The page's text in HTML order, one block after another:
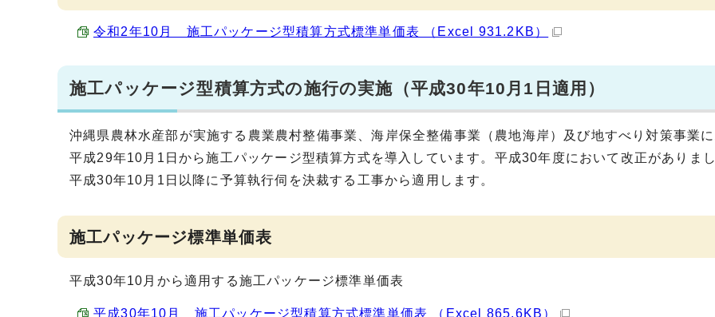
令和2年10月 施工パッケージ型積算方式標準単価表 （Excel 931.2KB）
施工パッケージ型積算方式の施行の実施（平成30年10月1日適用）
沖縄県農林水産部が実施する農業農村整備事業、海岸保全整備事業（農地海岸）及び地すべり対策事業に
平成29年10月1日から施工パッケージ型積算方式を導入しています。平成30年度において改正がありまし
平成30年10月1日以降に予算執行伺を決裁する工事から適用します。
施工パッケージ標準単価表
平成30年10月から適用する施工パッケージ標準単価表
平成30年10月 施工パッケージ型積算方式標準単価表 （Excel 865.6KB）